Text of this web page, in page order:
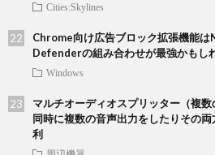
Cities:Skylines
Chrome向け広告ブロック拡張機能
Defenderの組み合わせが最強かもし
Windows
マルチオーディオスプリッター（複
同時に複数の音声出力をしたりその
利